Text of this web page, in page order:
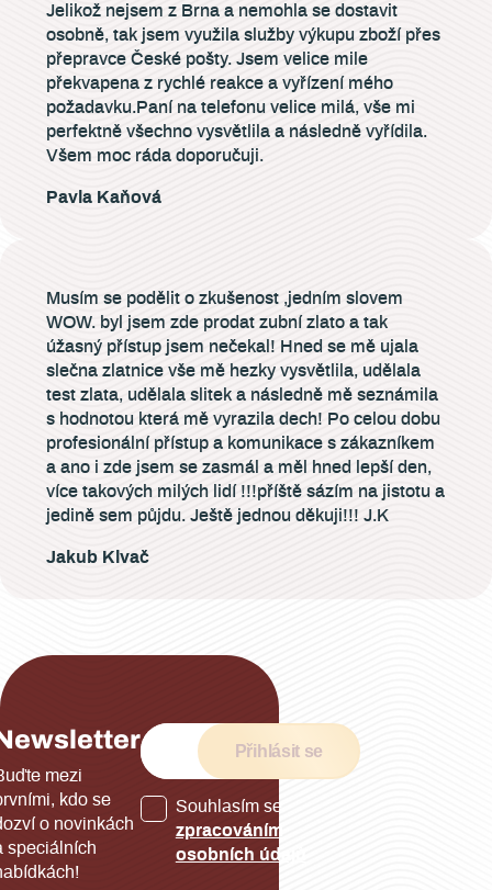
Jelikož nejsem z Brna a nemohla se dostavit
osobně, tak jsem využila služby výkupu zboží přes
přepravce České pošty. Jsem velice mile
překvapena z rychlé reakce a vyřízení mého
požadavku.Paní na telefonu velice milá, vše mi
perfektně všechno vysvětlila a následně vyřídila.
Všem moc ráda doporučuji.
Pavla Kaňová
Musím se podělit o zkušenost ,jedním slovem
WOW. byl jsem zde prodat zubní zlato a tak
úžasný přístup jsem nečekal! Hned se mě ujala
slečna zlatnice vše mě hezky vysvětlila, udělala
test zlata, udělala slitek a následně mě seznámila
s hodnotou která mě vyrazila dech! Po celou dobu
profesionální přístup a komunikace s zákazníkem
a ano i zde jsem se zasmál a měl hned lepší den,
více takových milých lidí !!!příště sázím na jistotu a
jedině sem půjdu. Ještě jednou děkuji!!! J.K
Jakub Klvač
mezi
kdo se
o novinkách
speciálních
Přihlásit se
Souhlasím se
zpracováním
osobních údajů